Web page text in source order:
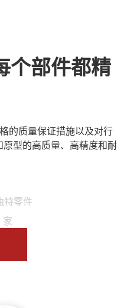
个部件都精
的质量保证措施以及对行
型的高质量、高精度和耐
特零件
家